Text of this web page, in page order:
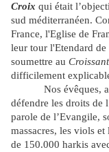
Croix qui était
sud méditerranéen.
France, l'Eglise de
leur tour l'Etendard de
soumettre au Croissant
difficilement
Nos évêques,
défendre les droits de
parole de l’Evangile,
massacres, les viols
de 150.000 harkis